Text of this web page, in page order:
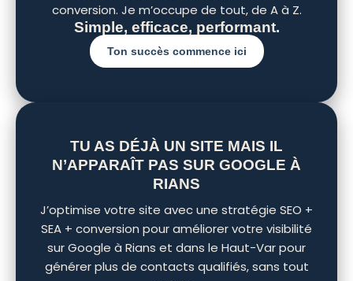
conversion. Je m’occupe de tout, de A à Z.
Simple, efficace, performant.
Ton succès commence ici
TU AS DÉJÀ UN SITE MAIS IL
N’APPARAÎT PAS SUR GOOGLE À
RIANS
J’optimise votre site avec une stratégie SEO +
SEA + conversion pour améliorer votre visibilité
sur Google à Rians et dans le Haut-Var pour
générer plus de contacts qualifiés, sans tout